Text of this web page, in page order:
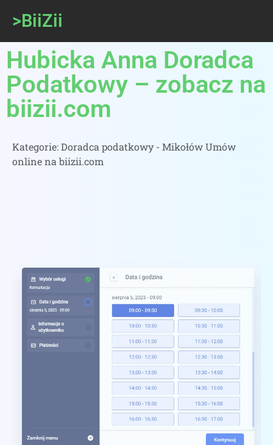
>BiiZii
Hubicka Anna Doradca
Podatkowy – zobacz na
biizii.com
Kategorie:Doradca podatkowy - Mikołów Umów
online na biizii.com